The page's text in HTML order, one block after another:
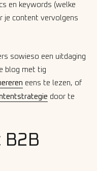
en keywords (welke
je content vervolgens
sowieso een uitdaging
blog met tig
eens te lezen, of
door te